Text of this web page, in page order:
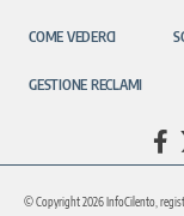
COME VEDERCI
GESTIONE RECLAMI
© Copyright 2026 InfoCilento,